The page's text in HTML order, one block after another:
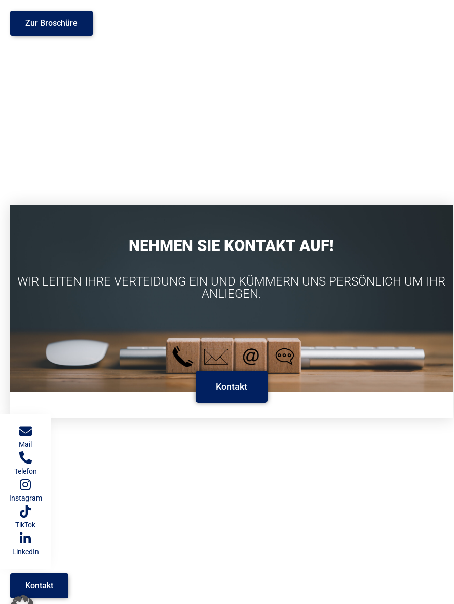
Zur Broschüre
NEHMEN SIE KONTAKT AUF!
WIR LEITEN IHRE VERTEIDUNG EIN UND KÜMMERN UNS PERSÖNLICH UM IHR
ANLIEGEN.
Kontakt
Kontakt
Mail
Telefon
Instagram
TikTok
LinkedIn